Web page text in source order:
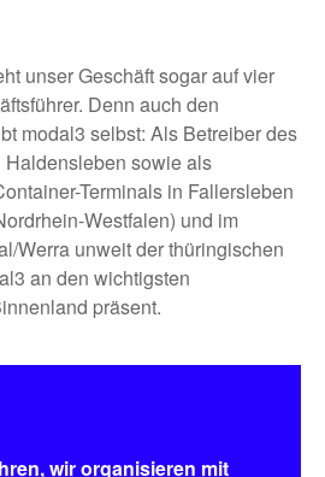
unser Geschäft sogar auf vier
Denn auch den
modal3 selbst: Als Betreiber des
Haldensleben sowie als
Terminals in Fallersleben
Westfalen) und im
Werra unweit der thüringischen
an den wichtigsten
präsent.
wir organisieren mit